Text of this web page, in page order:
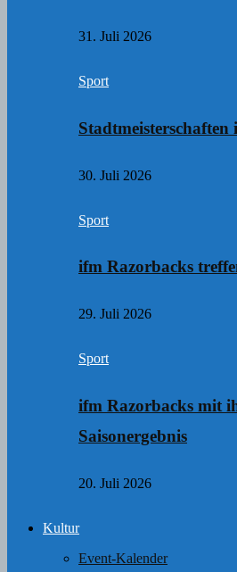
31. Juli 2026
Sport
30. Juli 2026
Sport
ifm Razorbacks
29. Juli 2026
Sport
ifm Razorbacks mit
Saisonergebnis
20. Juli 2026
Kultur
Event-Kalender